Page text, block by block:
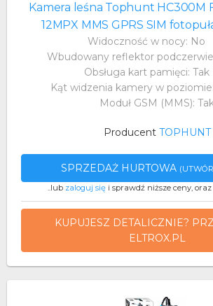
Kamera leśna Tophunt HC300M
12MPX MMS GPRS SIM
Widoczność w nocy: No
Wbudowany reflektor
Obsługa kart pamięci: Tak
Kąt widzenia kamery w
Moduł GSM (MMS):
Producent TOPHUNT
SPRZEDAŻ HURTOWA
..lub zaloguj się i sprawdź niższe ceny,
KUPUJESZ DETALICZNIE?
ELTROX.PL